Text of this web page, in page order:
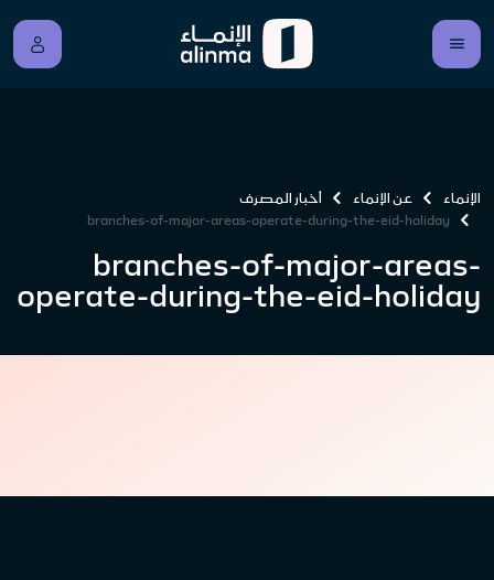
الإنماء عن الإنماء
أخبار المصرف
branches-of-major-areas-operate-during-the-eid-holiday
branches-of-major-areas-
operate-during-the-eid-holiday